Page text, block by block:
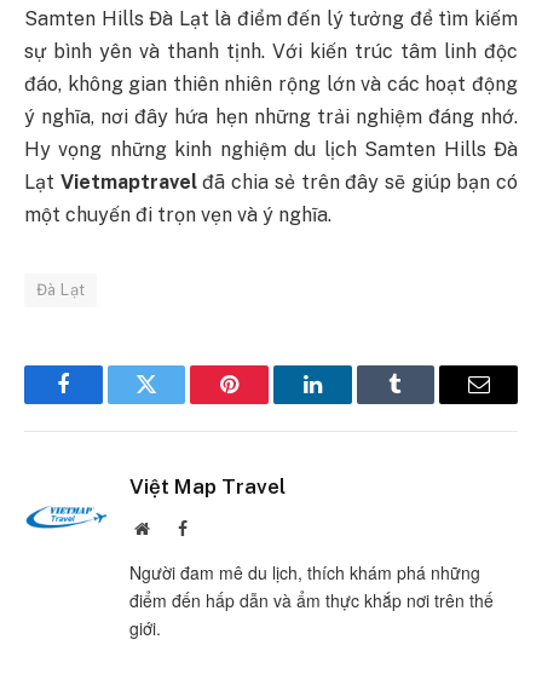
Samten Hills Đà Lạt là điểm đến lý tưởng để tìm kiếm
sự bình yên và thanh tịnh. Với kiến trúc tâm linh độc
đáo, không gian thiên nhiên rộng lớn và các hoạt động
ý nghĩa, nơi đây hứa hẹn những trải nghiệm đáng nhớ.
Hy vọng những kinh nghiệm du lịch Samten Hills Đà
Lạt Vietmaptravelđã chia sẻ trên đây sẽ giúp bạn có
một chuyến đi trọn vẹn và ý nghĩa.
Đà Lạt
FacebookTwitter Pinterest LinkedInTumblr Email
Việt Map Travel
WebsiteFacebook
Người đam mê du lịch, thích khám phá những
điểm đến hấp dẫn và ẩm thực khắp nơi trên thế
giới.